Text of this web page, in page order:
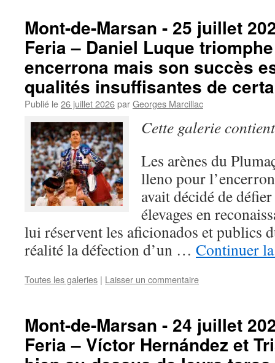
Mont-de-Marsan - 25 juillet
Feria – Daniel Luque
encerrona mais son succès
qualités insuffisantes de
Publié le26 juillet 2026parGeorges Marcillac
Cette galerie
Les arènes du
lleno pour
avait décidé de
élevages en
lui réservent les aficionados et publics
réalité la défection d’un … Continuer
Toutes les galeries | Laisser un commentaire
Mont-de-Marsan - 24 juillet
Feria – Víctor Hernández et